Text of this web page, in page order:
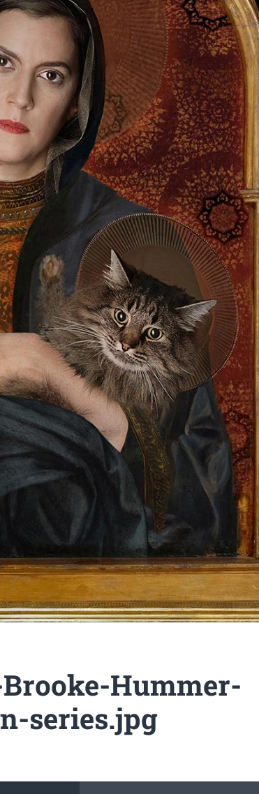
Hummer-
series.jpg